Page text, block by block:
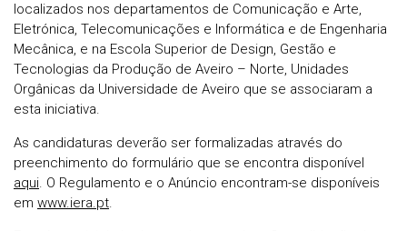
localizados nos departamentos de Comunicação e Arte,
Eletrónica, Telecomunicações e Informática e de Engenharia
Mecânica, e na Escola Superior de Design, Gestão e
Tecnologias da Produção de Aveiro – Norte, Unidades
Orgânicas da Universidade de Aveiro que se associaram a
esta iniciativa.
As candidaturas deverão ser formalizadas através do
preenchimento do formulário que se encontra disponível
aqui. O Regulamento e o Anúncio encontram-se disponíveis
em www.iera.pt.